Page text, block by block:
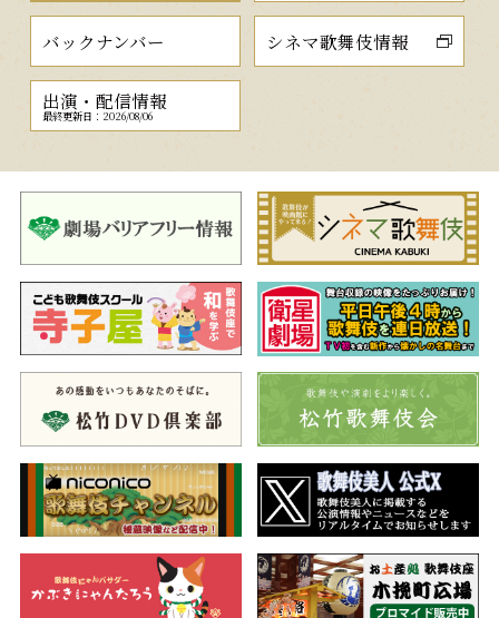
バックナンバー シネマ歌舞伎情報
出演・配信情報
最終更新日：2026/08/06